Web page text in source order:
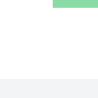
blé